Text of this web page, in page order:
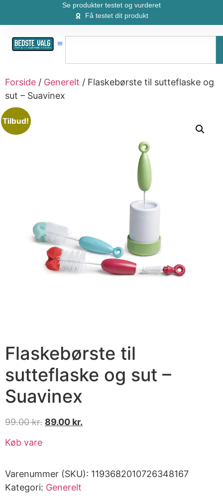
Se produkter testet og vurderet
Få testet dit produkt
Forside / Generelt / Flaskebørste til sutteflaske og
sut – Suavinex
Tilbud!
Flaskebørste til
sutteflaske og sut –
Suavinex
99.00kr. 89.00 kr.
Køb vare
Varenummer (SKU): 1193682010726348167
Kategori: Generelt